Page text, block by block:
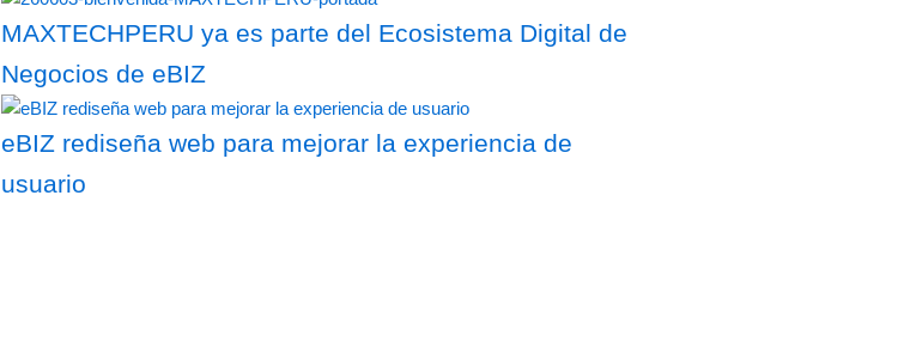
MAXTECHPERU ya es parte del Ecosistema Digital de
Negocios de eBIZ
eBIZ rediseña web para mejorar la experiencia de
usuario